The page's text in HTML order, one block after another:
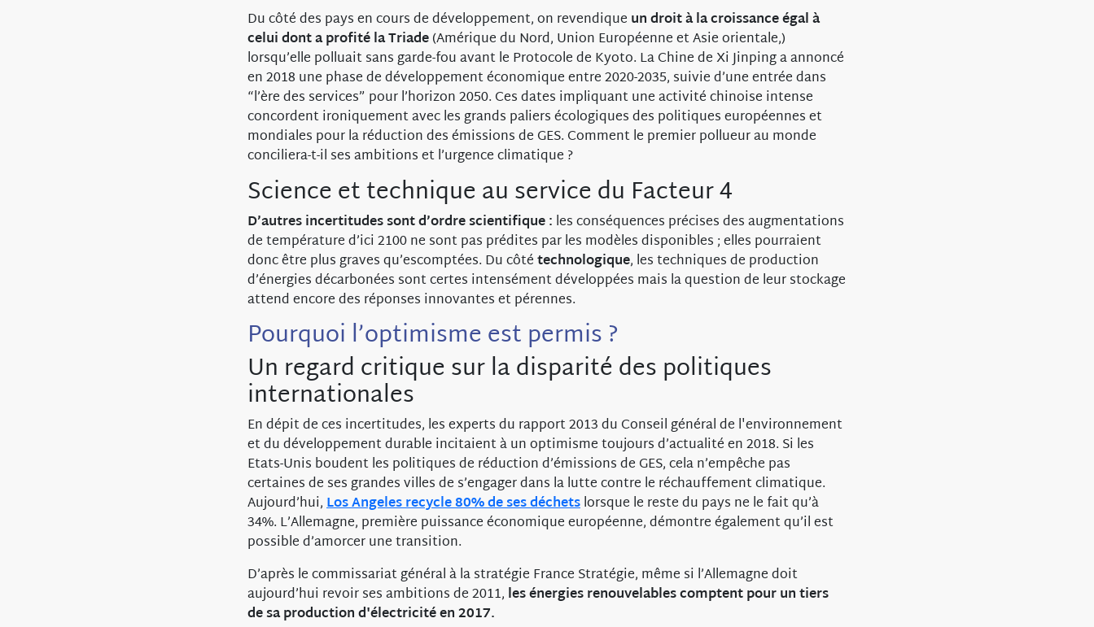
Du côté des pays en cours de développement, on revendique un droit à la croissance égal à
celui dont a profité la Triade(Amérique du Nord, Union Européenne et Asie orientale,)
lorsqu’elle polluait sans garde-fou avant le Protocole de Kyoto. La Chine de Xi Jinping a annoncé
en 2018 une phase de développement économique entre 2020-2035, suivie d’une entrée dans
“l’ère des services” pour l’horizon 2050. Ces dates impliquant une activité chinoise intense
concordent ironiquement avec les grands paliers écologiques des politiques européennes et
mondiales pour la réduction des émissions de GES. Comment le premier pollueur au monde
conciliera-t-il ses ambitions et l’urgence climatique ?
Science et technique au service du Facteur 4
D’autres incertitudes sont d’ordre scientifique : les conséquences précises des augmentations
de température d’ici 2100 ne sont pas prédites par les modèles disponibles ; elles pourraient
donc être plus graves qu’escomptées. Du côtétechnologique, les techniques de production
d’énergies décarbonées sont certes intensément développées mais la question de leur stockage
attend encore des réponses innovantes et pérennes.
Pourquoi l’optimisme est permis ?
Un regard critique sur la disparité des politiques
internationales
En dépit de ces incertitudes, les experts du rapport 2013 du Conseil général de l'environnement
et du développement durable incitaient à un optimisme toujours d’actualité en 2018. Si les
Etats-Unis boudent les politiques de réduction d’émissions de GES, cela n’empêche pas
certaines de ses grandes villes de s’engager dans la lutte contre le réchauffement climatique.
Aujourd’hui,Los Angeles recycle 80% de ses déchetslorsque le reste du pays ne le fait qu’à
34%. L’Allemagne, première puissance économique européenne, démontre également qu’il est
possible d’amorcer une transition.
D’après le commissariat général à la stratégie France Stratégie, même si l’Allemagne doit
aujourd’hui revoir ses ambitions de 2011, les énergies renouvelables comptent pour un tiers
de sa production d'électricité en 2017.